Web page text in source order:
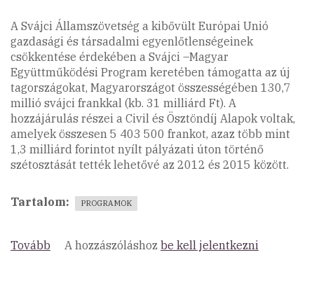
A Svájci Államszövetség a kibővült Európai Unió
gazdasági és társadalmi egyenlőtlenségeinek
csökkentése érdekében a Svájci –Magyar
Együttműködési Program keretében támogatta az új
tagországokat, Magyarországot összességében 130,7
millió svájci frankkal (kb. 31 milliárd Ft). A
hozzájárulás részei a Civil és Ösztöndíj Alapok voltak,
amelyek összesen 5 403 500 frankot, azaz több mint
1,3 milliárd forintot nyílt pályázati úton történő
szétosztását tették lehetővé az 2012 és 2015 között.
Tartalom PROGRAMOK
Tovább (Svájci-
A hozzászóláshoz be kell jelentkezni